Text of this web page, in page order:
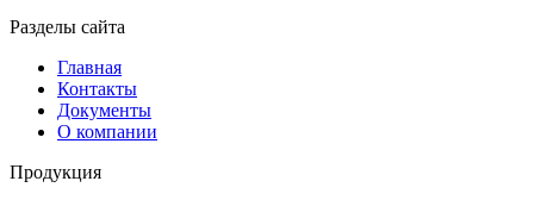
Разделы сайта
Главная
Контакты
Документы
О компании
Продукция